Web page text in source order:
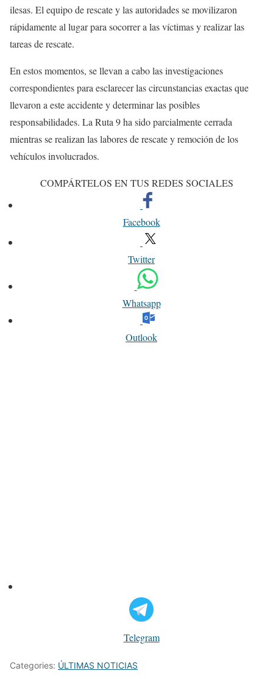
ilesas. El equipo de rescate y las autoridades se movilizaron
rápidamente al lugar para socorrer a las víctimas y realizar las
tareas de rescate.
En estos momentos, se llevan a cabo las investigaciones
correspondientes para esclarecer las circunstancias exactas que
llevaron a este accidente y determinar las posibles
responsabilidades. La Ruta 9 ha sido parcialmente cerrada
mientras se realizan las labores de rescate y remoción de los
vehículos involucrados.
COMPÁRTELOS EN TUS REDES SOCIALES
Facebook
Twitter
Whatsapp
Outlook
Telegram
Categories: ÚLTIMAS NOTICIAS